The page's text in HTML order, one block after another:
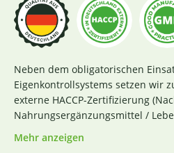
Neben dem obligatorischen
Eigenkontrollsystems setzen wir
externe HACCP-Zertifizierung (Nachweis der
Nahrungsergänzungsmittel /
Richtlinien des Codex
Nr. 852 / 2004 des Europäischen
Mehr anzeigen